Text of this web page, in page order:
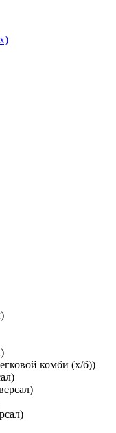
комби (х/б))